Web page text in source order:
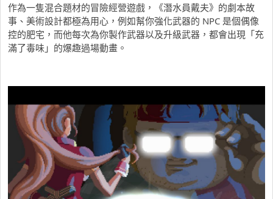
作為一隻混合題材的冒險經營遊戲，《潛水員戴夫》的劇本故
事、美術設計都極為用心，例如幫你強化武器的 NPC 是個偶像
控的肥宅，而他每次為你製作武器以及升級武器，都會出現「充
滿了毒味」的爆趣過場動畫。